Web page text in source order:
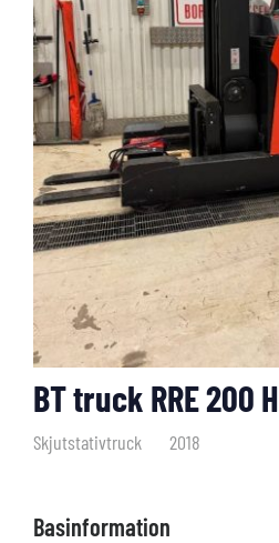
BT truck RRE 200 H
Skjutstativtruck 2018
Basinformation